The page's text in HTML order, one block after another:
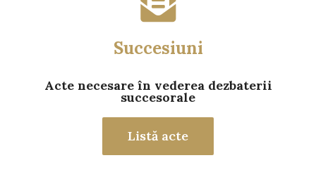
Acte necesare în vederea dezbaterii
succesorale
Listă acte
Succesiuni